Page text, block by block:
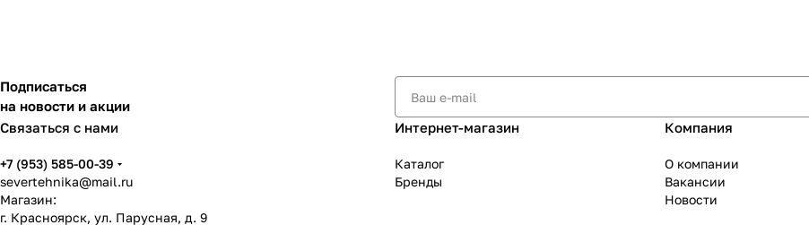
Подписаться
на новости и акции
Связаться с нами
+7 (953) 585-00-39
severtehnika@mail.ru
Магазин:
г. Красноярск, ул. Парусная, д. 9
Интернет-магазин
Каталог
Бренды
Компания
О компании
Вакансии
Новости